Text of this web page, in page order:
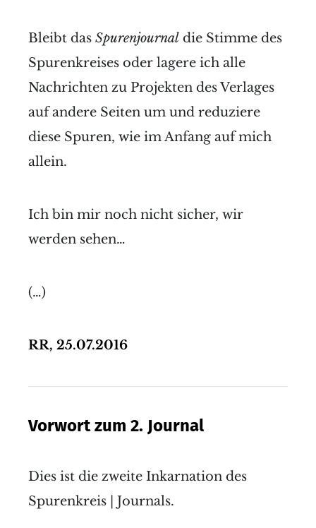
Bleibt das Spurenjournal die Stimme des
Spurenkreises oder lagere ich alle
Nachrichten zu Projekten des Verlages
auf andere Seiten um und reduziere
diese Spuren, wie im Anfang auf mich
allein.
Ich bin mir noch nicht sicher, wir
werden sehen…
(…)
RR, 25.07.2016
Vorwort zum 2. Journal
Dies ist die zweite Inkarnation des
Spurenkreis | Journals.